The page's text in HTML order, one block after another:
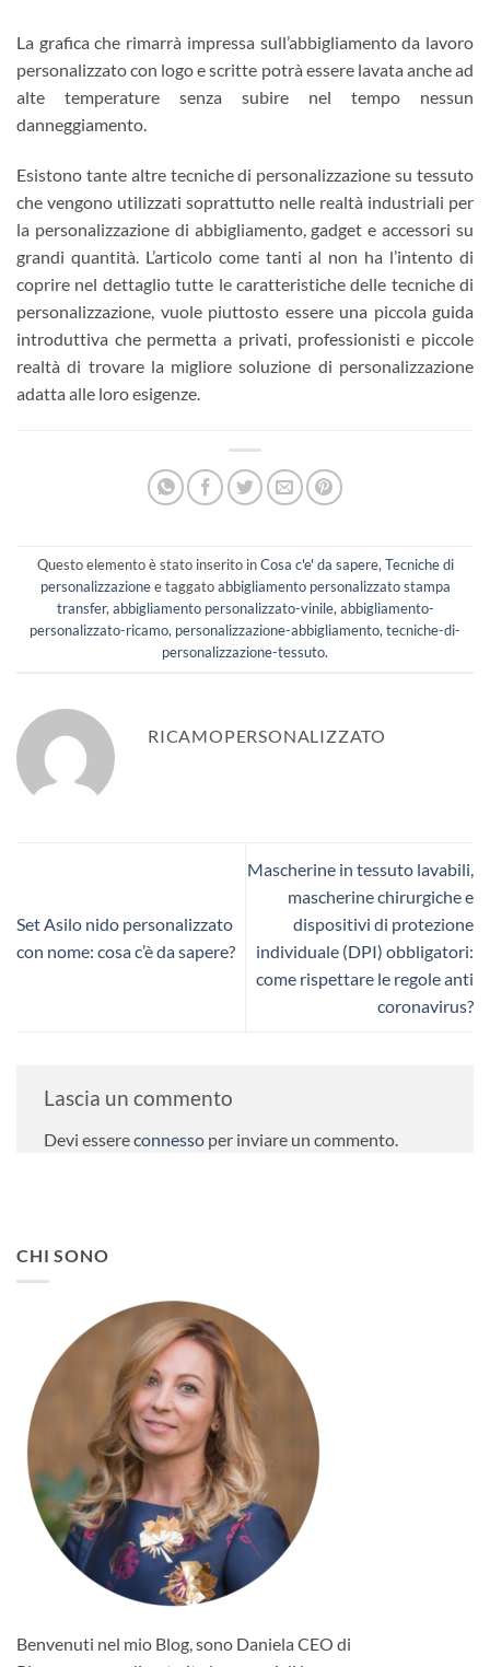
La grafica che rimarrà impressa sull’abbigliamento da lavoro
personalizzato con logo e scritte potrà essere lavata anche ad
alte temperature senza subire nel tempo nessun
danneggiamento.
Esistono tante altre tecniche di personalizzazione su tessuto
che vengono utilizzati soprattutto nelle realtà industriali per
la personalizzazione di abbigliamento, gadget e accessori su
grandi quantità. L’articolo come tanti al non ha l’intento di
coprire nel dettaglio tutte le caratteristiche delle tecniche di
personalizzazione, vuole piuttosto essere una piccola guida
introduttiva che permetta a privati, professionisti e piccole
realtà di trovare la migliore soluzione di personalizzazione
adatta alle loro esigenze.
Questo elemento è stato inserito inCosa c'e' da sapere, Tecniche di
personalizzazionee taggatoabbigliamento personalizzato stampa
transfer, abbigliamento personalizzato-vinile, abbigliamento-
personalizzato-ricamo, personalizzazione-abbigliamento, tecniche-di-
personalizzazione-tessuto.
RICAMOPERSONALIZZATO
Set Asilo nido personalizzato
con nome: cosa c’è da sapere?
Mascherine in tessuto lavabili,
mascherine chirurgiche e
dispositivi di protezione
individuale (DPI) obbligatori:
come rispettare le regole anti
coronavirus?
Lascia un commento
Devi essereconnesso per inviare un commento.
CHI SONO
Benvenuti nel mio Blog, sono Daniela CEO di